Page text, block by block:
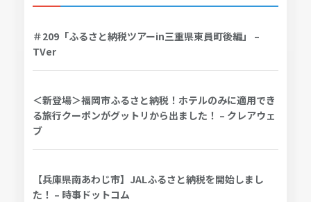
＃209「ふるさと納税ツアーin三重県東員町後編」 –
TVer
＜新登場＞福岡市ふるさと納税！ホテルのみに適用でき
る旅行クーポンがグットリから出ました！ – クレアウェ
ブ
【兵庫県南あわじ市】JALふるさと納税を開始しまし
た！ – 時事ドットコム